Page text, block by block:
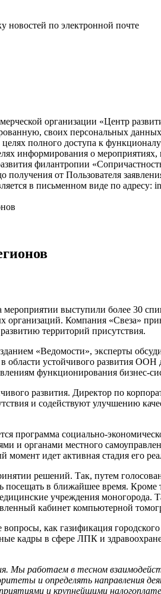
новостей по электронной почте
организации «Центр
своих персональных
полного доступа к функционалу
информирования о
филантропии
от Пользователя
в письменном виде по адресу:
выступили более 30
Компания «Свеза»
территорий присутствия.
«Ведомости», эксперты
области устойчивого развития
функционирования бизнес-
развития. Директор по
и содействуют улучшению
программа социально-
и органами местного
идет активная стадия его
решений. Так, путем
посещать в ближайшее время.
учреждения моногорода.
кабинет компьютерной
как газификация
кадры в сфере ЛПК и
Мы работаем в тесном
и определять направления
и крупнейшими